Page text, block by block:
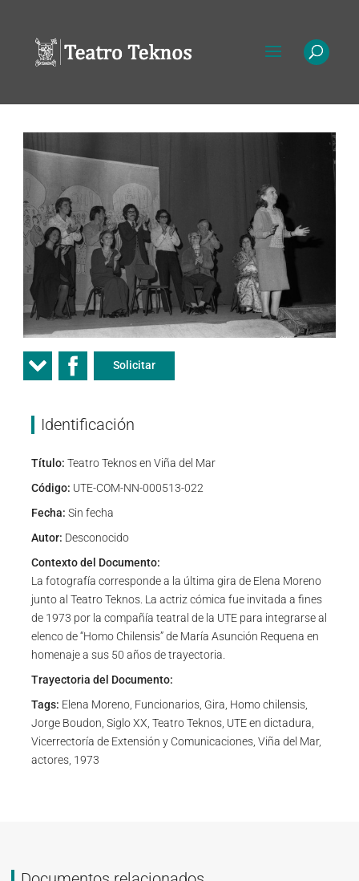
Solicitar
Identificación
Título: Teatro Teknos en Viña del Mar
Código: UTE-COM-NN-000513-022
Fecha: Sin fecha
Autor: Desconocido
Contexto del Documento:
La fotografía corresponde a la última gira de Elena Moreno
junto al Teatro Teknos. La actriz cómica fue invitada a fines
de 1973 por la compañía teatral de la UTE para integrarse al
elenco de “Homo Chilensis” de María Asunción Requena en
homenaje a sus 50 años de trayectoria.
Trayectoria del Documento:
Tags: Elena Moreno, Funcionarios, Gira, Homo chilensis,
Jorge Boudon, Siglo XX, Teatro Teknos, UTE en dictadura,
Vicerrectoría de Extensión y Comunicaciones, Viña del Mar,
actores, 1973